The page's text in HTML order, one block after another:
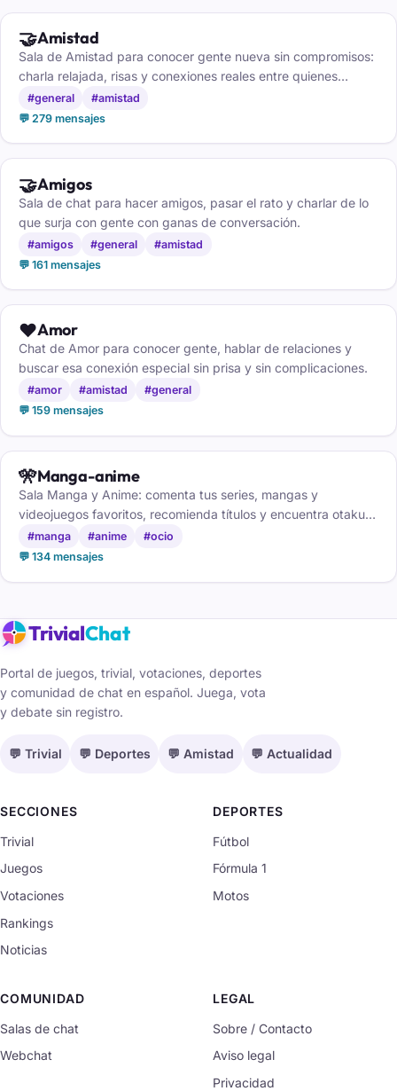
🤝Amistad
Sala de Amistad para conocer gente nueva sin compromisos:
charla relajada, risas y conexiones reales entre quienes
buscan buena compañía.
#general
#amistad
💬 279 mensajes
🤝Amigos
Sala de chat para hacer amigos, pasar el rato y charlar de lo
que surja con gente con ganas de conversación.
#amigos #general
#amistad
💬 161 mensajes
❤️Amor
Chat de Amor para conocer gente, hablar de relaciones y
buscar esa conexión especial sin prisa y sin complicaciones.
#amor #amistad
#general
💬 159 mensajes
🎌Manga-anime
Sala Manga y Anime: comenta tus series, mangas y
videojuegos favoritos, recomienda títulos y encuentra otakus
con tus mismos gustos.
#manga #anime
#ocio
💬 134 mensajes
TrivialChat
Portal de juegos, trivial, votaciones, deportes
y comunidad de chat en español. Juega, vota
y debate sin registro.
💬 Trivial 💬 Deportes 💬 Amistad 💬 Actualidad
SECCIONES
Trivial
Juegos
Votaciones
Rankings
Noticias
DEPORTES
Fútbol
Fórmula 1
Motos
COMUNIDAD
Salas de chat
Webchat
LEGAL
Sobre / Contacto
Aviso legal
Privacidad